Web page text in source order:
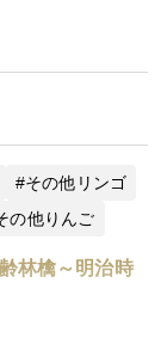
その他リンゴ
の他りんご
林檎～明治時